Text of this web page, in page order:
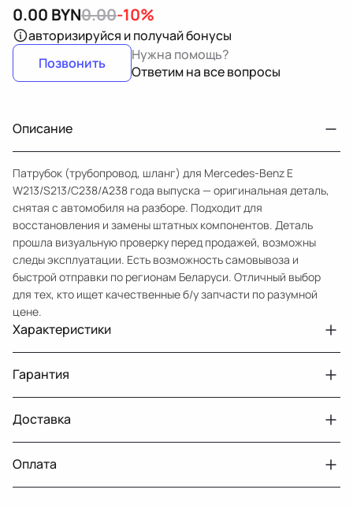
0.00 BYN0.00-10%
авторизируйся и получай бонусы
Позвонить
Нужна помощь?
Ответим на все вопросы
Описание
Патрубок (трубопровод, шланг) для Mercedes-Benz E
W213/S213/C238/A238 года выпуска — оригинальная деталь,
снятая с автомобиля на разборе. Подходит для
восстановления и замены штатных компонентов. Деталь
прошла визуальную проверку перед продажей, возможны
следы эксплуатации. Есть возможность самовывоза и
быстрой отправки по регионам Беларуси. Отличный выбор
для тех, кто ищет качественные б/у запчасти по разумной
цене.
Характеристики
Авто
MercedesBenz E W213
Год
2016 2021
Тег
Мерседес Бенс Е
Гарантия
Двигатели с навесным или без навесного
оборудования
30 дней
Датчик давления топлива, насос
14 дней
Доставка
Оплата